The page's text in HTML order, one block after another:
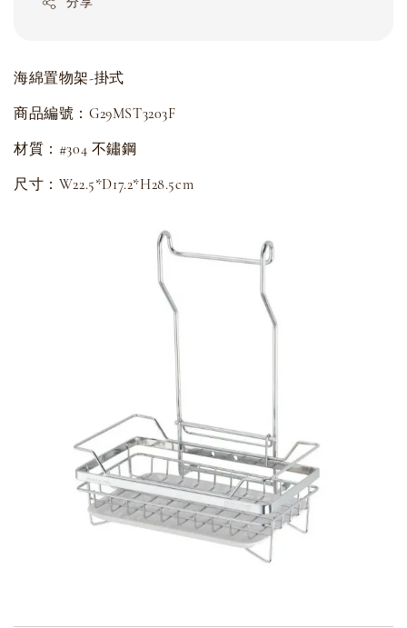
海綿置物架-掛式
商品編號：G29MST3203F
材質：#304 不鏽鋼
尺寸：W22.5*D17.2*H28.5cm